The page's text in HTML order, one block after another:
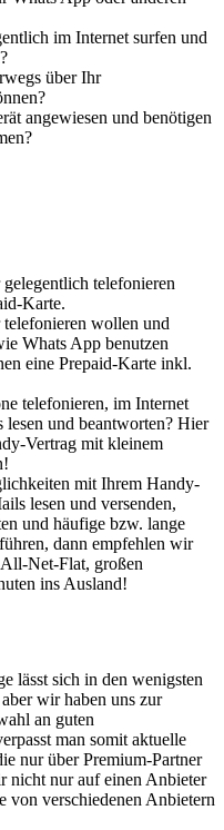
im Internet surfen und
über Ihr
angewiesen und benötigen
telefonieren
Karte.
wollen und
Whats App benutzen
eine Prepaid-Karte inkl.
telefonieren, im Internet
und beantworten? Hier
Vertrag mit kleinem
mit Ihrem Handy-
lesen und versenden,
und häufige bzw. lange
dann empfehlen wir
Net-Flat, großen
ins Ausland!
lässt sich in den wenigsten
wir haben uns zur
an guten
man somit aktuelle
nur über Premium-Partner
nicht nur auf einen Anbieter
verschiedenen Anbietern